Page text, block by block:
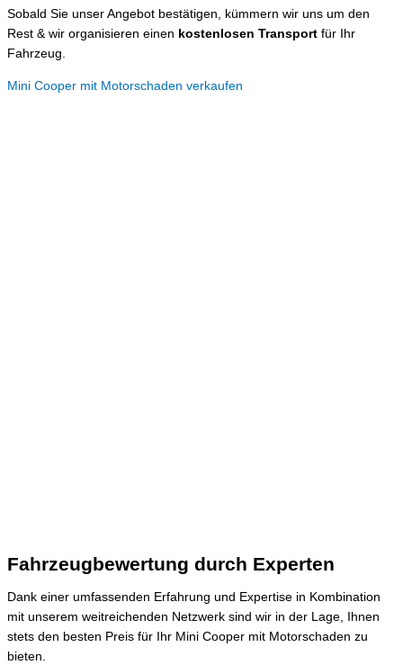
Sobald Sie unser Angebot bestätigen, kümmern wir uns um den
Rest & wir organisieren einen kostenlosen Transport für Ihr
Fahrzeug.
Mini Cooper mit Motorschaden verkaufen
Fahrzeugbewertung durch Experten
Dank einer umfassenden Erfahrung und Expertise in Kombination
mit unserem weitreichenden Netzwerk sind wir in der Lage, Ihnen
stets den besten Preis für Ihr Mini Cooper mit Motorschaden zu
bieten.